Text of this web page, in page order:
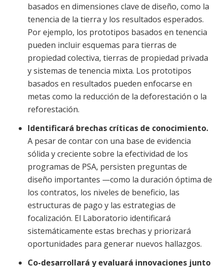
basados en dimensiones clave de diseño, como la
tenencia de la tierra y los resultados esperados.
Por ejemplo, los prototipos basados en tenencia
pueden incluir esquemas para tierras de
propiedad colectiva, tierras de propiedad privada
y sistemas de tenencia mixta. Los prototipos
basados en resultados pueden enfocarse en
metas como la reducción de la deforestación o la
reforestación.
Identificará brechas críticas de conocimiento.
A pesar de contar con una base de evidencia
sólida y creciente sobre la efectividad de los
programas de PSA, persisten preguntas de
diseño importantes —como la duración óptima de
los contratos, los niveles de beneficio, las
estructuras de pago y las estrategias de
focalización. El Laboratorio identificará
sistemáticamente estas brechas y priorizará
oportunidades para generar nuevos hallazgos.
Co-desarrollará y evaluará innovaciones junto